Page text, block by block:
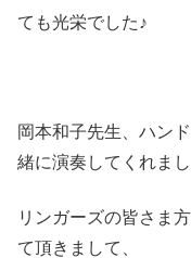
ても光栄でした♪
岡本和子先生、ハン
緒に演奏してくれま
リンガーズの皆さま
て頂きまして、